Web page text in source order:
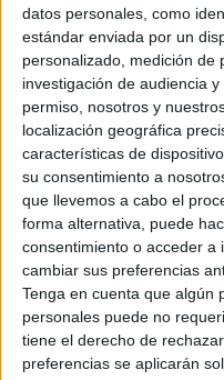
datos personales, como
estándar enviada por un
personalizado, medición de
investigación de audiencia
permiso, nosotros y
localización geográfica
características de
su consentimiento a
que llevemos a cabo el
forma alternativa, puede
consentimiento o acceder a
cambiar sus preferencias
Tenga en cuenta que algún
personales puede no
tiene el derecho de
preferencias se aplicarán
Accedé a los